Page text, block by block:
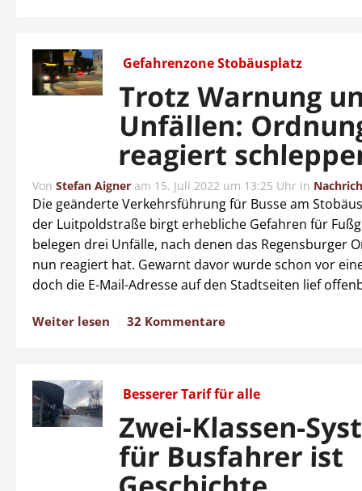
Gefahrenzone Stobäusplatz
Trotz Warnung
Unfällen:
reagiert
Von Stefan Aigner am 15. Juli 2022 um 13:25 Uhr in
Die geänderte Verkehrsführung für Busse am
der Luitpoldstraße birgt erhebliche Gefahren für
belegen drei Unfälle, nach denen das Regensburger
nun reagiert hat. Gewarnt davor wurde schon vor
doch die E-Mail-Adresse auf den Stadtseiten lief
Weiter lesen 32 Kommentare
Besserer Tarif für alle
Zwei-Klassen-
für Busfahrer ist